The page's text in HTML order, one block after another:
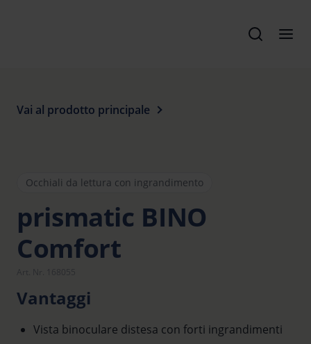
Vai al prodotto principale
Occhiali da lettura con ingrandimento
prismatic BINO
Comfort
Vantaggi
Vista binoculare distesa con forti ingrandimenti